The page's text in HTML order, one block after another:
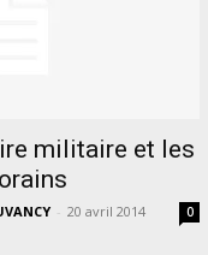
militaire et les
- 20 avril 2014 0